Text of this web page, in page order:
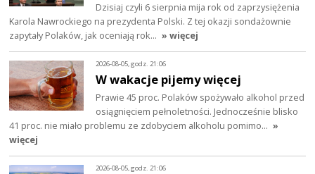
Dzisiaj czyli 6 sierpnia mija rok od zaprzysiężenia
Karola Nawrockiego na prezydenta Polski. Z tej okazji sondażownie
zapytały Polaków, jak oceniają rok… » więcej
2026-08-05, godz. 21:06
W wakacje pijemy więcej
Prawie 45 proc. Polaków spożywało alkohol przed
osiągnięciem pełnoletności. Jednocześnie blisko
41 proc. nie miało problemu ze zdobyciem alkoholu pomimo… »
więcej
2026-08-05, godz. 21:06